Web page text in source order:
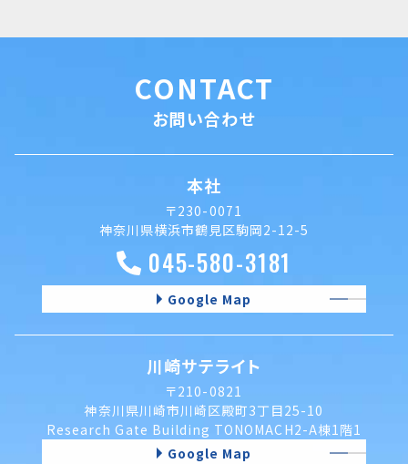
CONTACT
お問い合わせ
本社
〒230-0071
神奈川県横浜市鶴見区駒岡2-12-5
045-580-3181
Google Map
川崎サテライト
〒210-0821
神奈川県川崎市川崎区殿町3丁目25-10
Research Gate Building TONOMACH2-A棟1階1
Google Map